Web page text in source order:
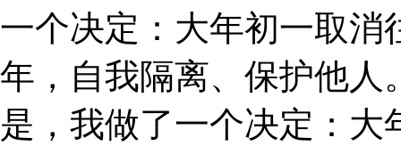
一个决定：大年初一取消
年，自我隔离、保护他人
是，我做了一个决定：